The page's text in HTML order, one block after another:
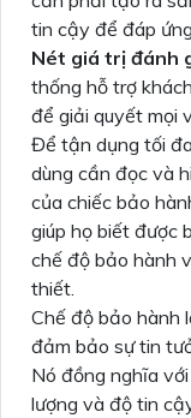
tin cậy để đáp
Nét giá trị đánh
thống hỗ trợ
để giải quyết mọi
Để tận dụng tối
dùng cần đọc và
của chiếc bảo
giúp họ biết được
chế độ bảo hành
thiết.
Chế độ bảo hành
đảm bảo sự tin
Nó đồng nghĩa
lượng và độ tin